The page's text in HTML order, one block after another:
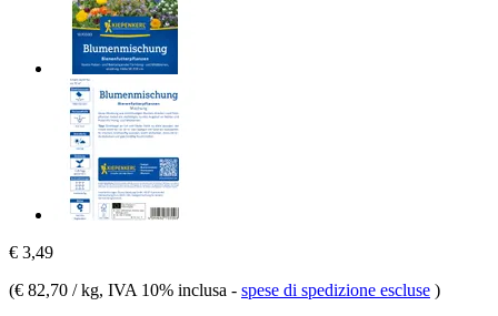
€ 3,49
(€ 82,70 / kg, IVA 10% inclusa - spese di spedizione escluse )